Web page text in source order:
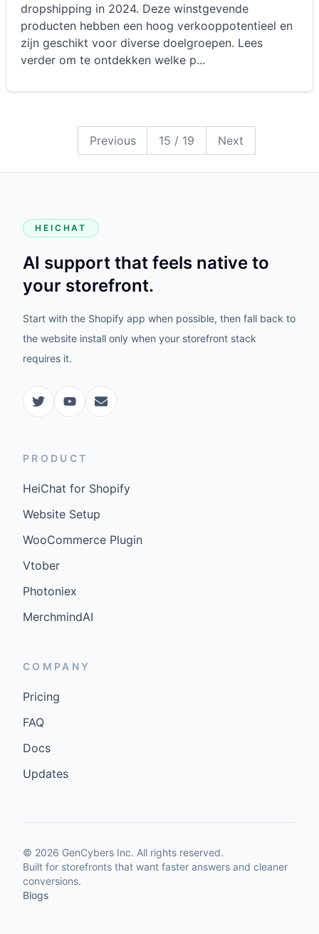
dropshipping in 2024. Deze winstgevende
producten hebben een hoog verkooppotentieel en
zijn geschikt voor diverse doelgroepen. Lees
verder om te ontdekken welke p...
Previous 15 / 19 Next18
19
HEICHAT
AI support that feels native to
your storefront.
Start with the Shopify app when possible, then fall back to
the website install only when your storefront stack
requires it.
PRODUCT
HeiChat for Shopify
Website Setup
WooCommerce Plugin
Vtober
Photoniex
MerchmindAI
COMPANY
Pricing
FAQ
Docs
Updates
© 2026 GenCybers Inc. All rights reserved.
Built for storefronts that want faster answers and cleaner
conversions.
Blogs